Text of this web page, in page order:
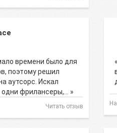
времени было для
поэтому решил
аутсорс. Искал
одни фрилансеры,… »
Читать отзыв